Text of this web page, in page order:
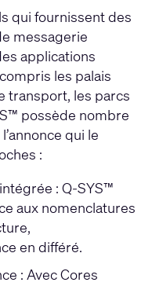
qui fournissent des
messagerie
applications
les palais
transport, les parcs
possède nombre
qui le
:
: Q-SYS™
aux nomenclatures
en différé.
: Avec Cores